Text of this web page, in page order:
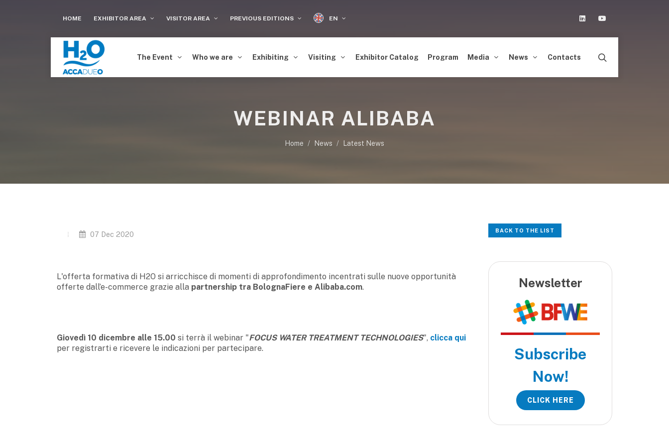
HOME EXHIBITOR AREA VISITOR AREA PREVIOUS EDITIONS EN Linkedin
The Event Who we are Exhibiting Visiting Exhibitor Catalog Program Media News Contacts
WEBINAR ALIBABA
Home News Latest News
07 Dec 2020
L'offerta formativa di H2O si arricchisce di momenti di approfondimento incentrati sulle nuove opportunità
offerte dall’e-commerce grazie alla partnership tra BolognaFiere e Alibaba.com.
Giovedì 10 dicembre alle 15.00 si terrà il webinar "FOCUS WATER TREATMENT TECHNOLOGIES", clicca qui
per registrarti e ricevere le indicazioni per partecipare.
BACK TO THE LIST
Newsletter
Subscribe
Now!
CLICK HERE